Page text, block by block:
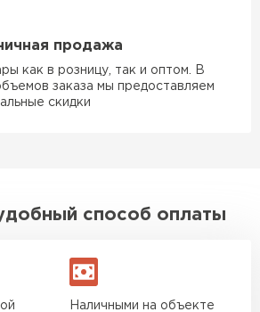
продажа
как в розницу, так и оптом. В
заказа мы предоставляем
скидки
способ оплаты
Наличными на объекте